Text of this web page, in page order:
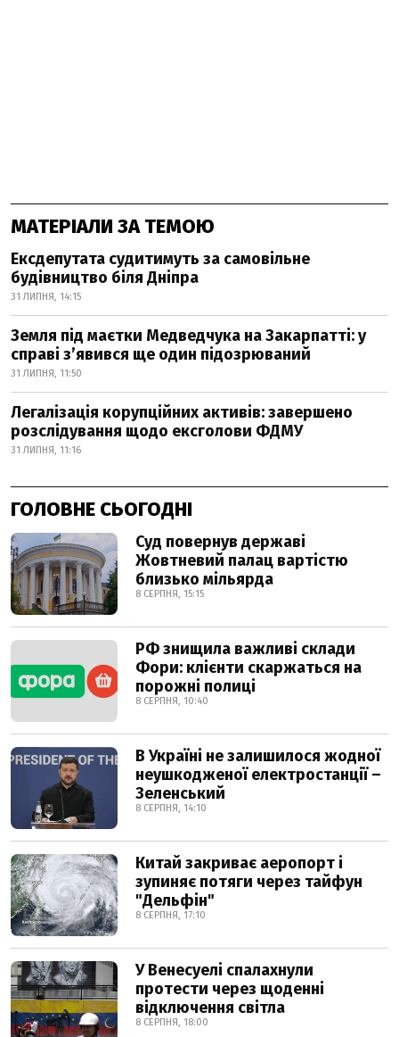
МАТЕРІАЛИ ЗА ТЕМОЮ
Ексдепутата судитимуть за самовільне
будівництво біля Дніпра
31 ЛИПНЯ, 14:15
Земля під маєтки Медведчука на Закарпатті: у
справі з’явився ще один підозрюваний
31 ЛИПНЯ, 11:50
Легалізація корупційних активів: завершено
розслідування щодо ексголови ФДМУ
31 ЛИПНЯ, 11:16
ГОЛОВНЕ СЬОГОДНІ
Суд повернув державі
Жовтневий палац вартістю
близько мільярда
8 СЕРПНЯ, 15:15
РФ знищила важливі склади
Фори: клієнти скаржаться на
порожні полиці
8 СЕРПНЯ, 10:40
В Україні не залишилося жодної
неушкодженої електростанції –
Зеленський
8 СЕРПНЯ, 14:10
Китай закриває аеропорт і
зупиняє потяги через тайфун
"Дельфін"
8 СЕРПНЯ, 17:10
У Венесуелі спалахнули
протести через щоденні
відключення світла
8 СЕРПНЯ, 18:00